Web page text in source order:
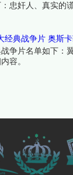
忠奸人、真实的
经典战争片 奥斯
争片名单如下：
容。